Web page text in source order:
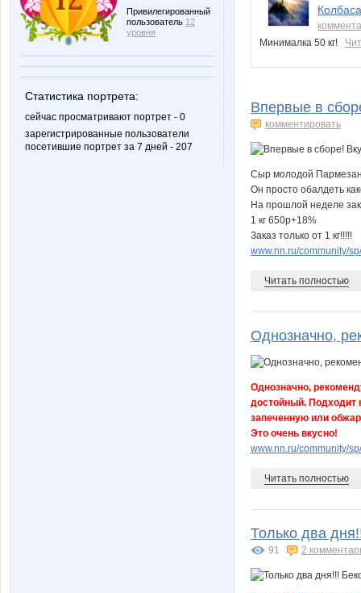
Привилегированный
пользователь 12
уровня
Статистика портрета:
сейчас просматривают портрет - 0
зарегистрированные пользователи
посетившие портрет за 7 дней - 207
Минималка 50 кг!
Впервые в
комментировать
Сыр молодой
Он просто обалдеть
На прошлой неделе
1 кг 650р+18%
Заказ только от 1 кг!!!!!
www.nn.ru/community/
Читать полностью
Однозначно,
Однозначно,
достойный. Подходит
запеченную или
Это очень вкусно!
www.nn.ru/community/
Читать полностью
Только два
91 2